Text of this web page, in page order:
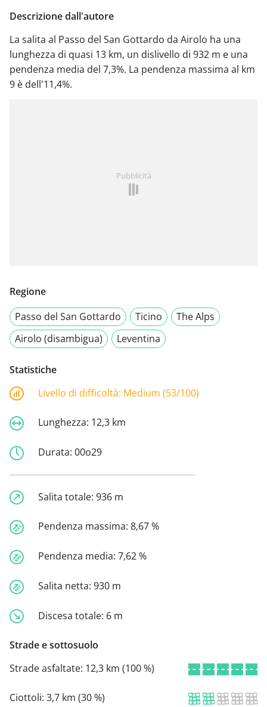
Descrizione dall'autore
La salita al Passo del San Gottardo da Airolo ha una
lunghezza di quasi 13 km, un dislivello di 932 m e una
pendenza media del 7,3%. La pendenza massima al km
9 è dell'11,4%.
Pubblicità
Regione
Passo del San Gottardo
Ticino
The Alps
Airolo (disambigua)
Leventina
Statistiche
Livello di difficoltà: Medium (53/100)
Lunghezza: 12,3 km
Durata: 00o29
Salita totale: 936 m
Pendenza massima: 8,67 %
Pendenza media: 7,62 %
Salita netta: 930 m
Discesa totale: 6 m
Strade e sottosuolo
Strade asfaltate: 12,3 km (100 %)
Ciottoli: 3,7 km (30 %)